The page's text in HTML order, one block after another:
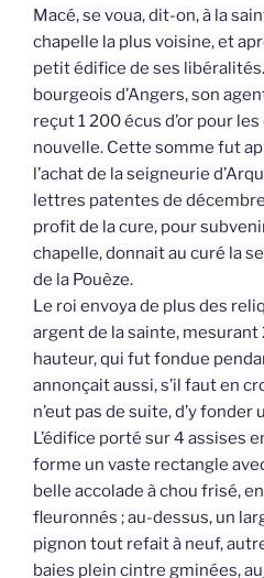
Macé, se voua, dit-on, à la
chapelle la plus voisine, et
petit édifice de ses
bourgeois d’Angers, son
reçut 1 200 écus d’or pour
nouvelle. Cette somme fut
l’achat de la seigneurie
lettres patentes de
profit de la cure, pour
chapelle, donnait au curé la
de la Pouèze.
Le roi envoya de plus des
argent de la sainte, mesurant
hauteur, qui fut fondue
annonçait aussi, s’il faut en
n’eut pas de suite, d’y fonder
L’édifice porté sur 4 assises
forme un vaste rectangle
belle accolade à chou frisé,
fleuronnés ; au-dessus, un
pignon tout refait à neuf,
baies plein cintre gminées,